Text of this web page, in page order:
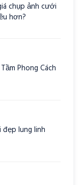
chụp ảnh cưới
hơn?
Phong Cách
lung linh